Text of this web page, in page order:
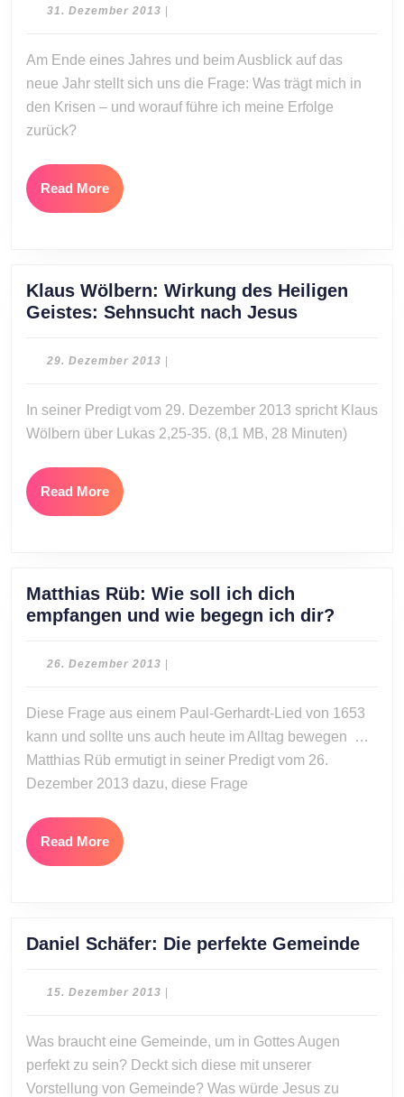
31. Dezember 2013 31.
Am Ende eines Jahres und beim Ausblick auf das
neue Jahr stellt sich uns die Frage: Was trägt mich in
den Krisen – und worauf führe ich meine Erfolge
zurück?
Read MoreRead
More
Klaus Wölbern: Wirkung des Heiligen
Geistes: Sehnsucht nach JesusKlaus
Geistes:
Sehnsucht
29. Dezember 2013 29.
In seiner Predigt vom 29. Dezember 2013 spricht Klaus
Wölbern über Lukas 2,25-35. (8,1 MB, 28 Minuten)
Read MoreRead
More
Matthias Rüb: Wie soll ich dich
empfangen und wie begegn ich dir?
dich
26. Dezember 2013 26.
Diese Frage aus einem Paul-Gerhardt-Lied von 1653
kann und sollte uns auch heute im Alltag bewegen …
Matthias Rüb ermutigt in seiner Predigt vom 26.
Dezember 2013 dazu, diese Frage
Read MoreRead
More
Daniel Schäfer: Die perfekte Gemeinde
15. Dezember 2013 15.
Was braucht eine Gemeinde, um in Gottes Augen
perfekt zu sein? Deckt sich diese mit unserer
Vorstellung von Gemeinde? Was würde Jesus zu